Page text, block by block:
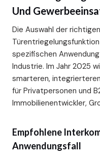
Und
Die Auswahl der
spezifischen
Industrie. Im Jahr 2025
smarteren,
für Privatpersonen und
Immobilienentwickler,
Empfohlene
Anwendungsfall